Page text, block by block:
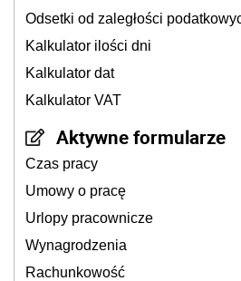
Odsetki od zaległości
Kalkulator ilości dni
Kalkulator dat
Kalkulator VAT
Aktywne formularze
Czas pracy
Umowy o pracę
Urlopy pracownicze
Wynagrodzenia
Rachunkowość